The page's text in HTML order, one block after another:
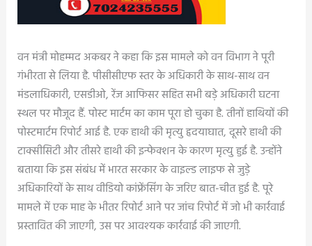
वन मंत्री मोहम्मद अकबर ने कहा कि इस मामले को वन विभाग ने पूरी
गंभीरता से लिया है. पीसीसीएफ स्तर के अधिकारी के साथ-साथ वन
मंडलाधिकारी, एसडीओ, रेंज आफिसर सहित सभी बड़े अधिकारी घटना
स्थल पर मौजूद हैं. पोस्ट मार्टम का काम पूरा हो चुका है. तीनों हाथियों की
पोस्टमार्टम रिपोर्ट आई है. एक हाथी की मृत्यु हृदयाघात, दूसरे हाथी की
टाक्सीसिटी और तीसरे हाथी की इन्फेक्शन के कारण मृत्यु हुई है. उन्होंने
बताया कि इस संबंध में भारत सरकार के वाइल्ड लाइफ से जुड़े
अधिकारियों के साथ वीडियो कांफ्रेंसिंग के जरिए बात-चीत हुई है. पूरे
मामले में एक माह के भीतर रिपोर्ट आने पर जांच रिपोर्ट में जो भी कार्रवाई
प्रस्तावित की जाएगी, उस पर आवश्यक कार्रवाई की जाएगी.